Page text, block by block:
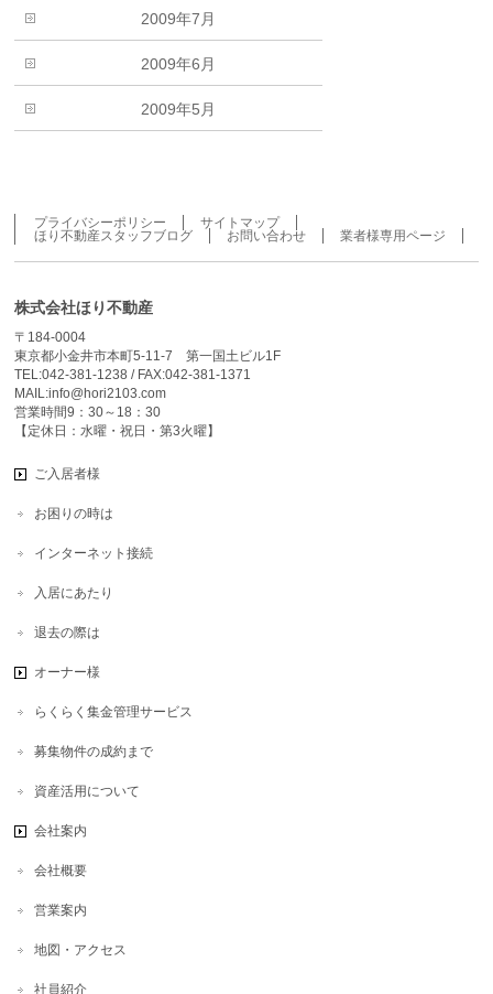
2009年7月
2009年6月
2009年5月
プライバシーポリシー
サイトマップ
ほり不動産スタッフブログ
お問い合わせ 業者様専用ページ
株式会社ほり不動産
〒184-0004
東京都小金井市本町5-11-7 第一国土ビル1F
TEL:042-381-1238 / FAX:042-381-1371
MAIL:info@hori2103.com
営業時間9：30～18：30
【定休日：水曜・祝日・第3火曜】
ご入居者様
お困りの時は
インターネット接続
入居にあたり
退去の際は
オーナー様
らくらく集金管理サービス
募集物件の成約まで
資産活用について
会社案内
会社概要
営業案内
地図・アクセス
社員紹介